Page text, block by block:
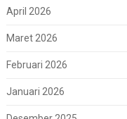
April 2026
Maret 2026
Februari 2026
Januari 2026